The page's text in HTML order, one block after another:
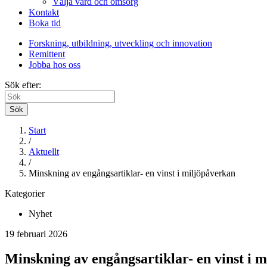
Kontakt
Boka tid
Forskning, utbildning, utveckling och innovation
Remittent
Jobba hos oss
Sök efter:
Sök
Start
/
Aktuellt
/
Minskning av engångsartiklar- en vinst i miljöpåverkan
Kategorier
Nyhet
19 februari 2026
Minskning av engångsartiklar- en vinst i